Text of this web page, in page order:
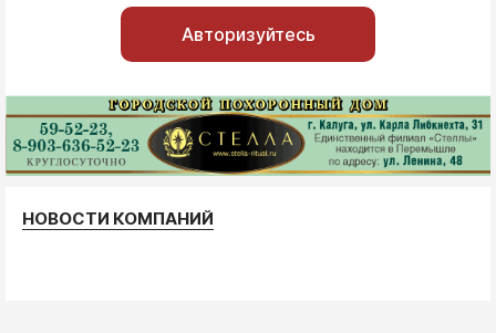
Авторизуйтесь
НОВОСТИ КОМПАНИЙ